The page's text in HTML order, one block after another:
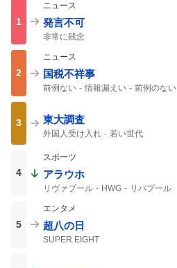
1
ニュース
発言不可
非常に残念
2
ニュース
国税不祥事
前例ない 情報漏えい 前例のない
3 東大調査
外国人受け入れ 若い世代
4
スポーツ
アラウホ
リヴァプール HWG
リバプール
バルサ
5
エンタメ
超八の日
SUPER EIGHT